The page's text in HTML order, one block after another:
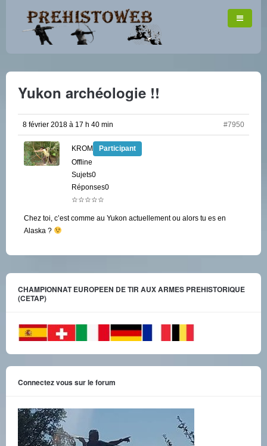
Yukon archéologie !!
8 février 2018 à 17 h 40 min #7950
KROM
Participant
Offline
Sujets0
Réponses0
☆☆☆☆☆
Chez toi, c’est comme au Yukon actuellement ou alors tu es en
Alaska ?
CHAMPIONNAT EUROPEEN DE TIR AUX ARMES PREHISTORIQUE
(CETAP)
Connectez vous sur le forum